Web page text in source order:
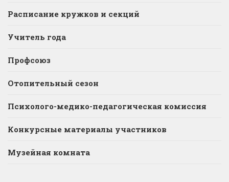
Расписание кружков и секций
Учитель года
Профсоюз
Отопительный сезон
Психолого-медико-педагогическая комиссия
Конкурсные материалы участников
Музейная комната